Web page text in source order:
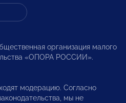
организация малого
«ОПОРА РОССИИ».
модерацию. Согласно
мы не